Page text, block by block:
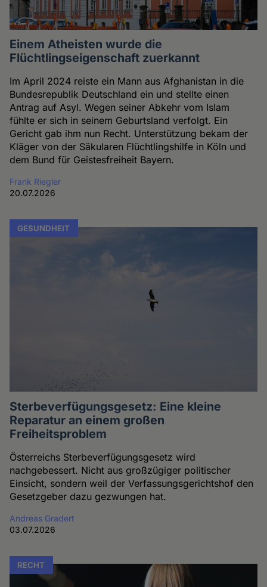
Einem Atheisten wurde die
Flüchtlingseigenschaft zuerkannt
Im April 2024 reiste ein Mann aus Afghanistan in die
Bundesrepublik Deutschland ein und stellte einen
Antrag auf Asyl. Wegen seiner Abkehr vom Islam
fühlte er sich in seinem Geburtsland verfolgt. Ein
Gericht gab ihm nun Recht. Unterstützung bekam der
Kläger von der Säkularen Flüchtlingshilfe in Köln und
dem Bund für Geistesfreiheit Bayern.
Frank Riegler
20.07.2026
GESUNDHEIT
Sterbeverfügungsgesetz: Eine kleine
Reparatur an einem großen
Freiheitsproblem
Österreichs Sterbeverfügungsgesetz wird
nachgebessert. Nicht aus großzügiger politischer
Einsicht, sondern weil der Verfassungsgerichtshof den
Gesetzgeber dazu gezwungen hat.
Andreas Gradert
03.07.2026
RECHT